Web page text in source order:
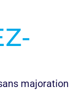
majoration